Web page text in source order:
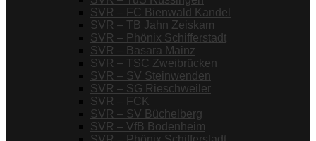
SVR – FC Bienwald Kandel
SVR – TB Jahn Zeiskam
SVR – Phönix Schifferstadt
SVR – Basara Mainz
SVR – TSC Zweibrücken
SVR – SV Steinwenden
SVR – SG Rieschweiler
SVR – FCK
SVR – SV Büchelberg
SVR – VfB Bodenheim